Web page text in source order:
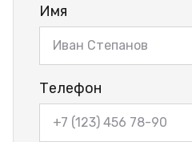
Имя
Телефон